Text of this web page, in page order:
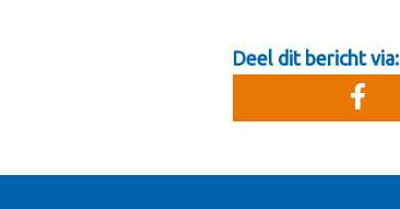
Deel dit bericht via: